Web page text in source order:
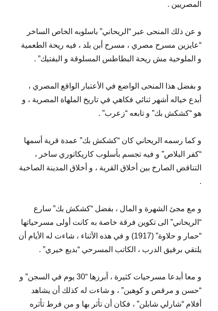
المصريين .
و عن ذلك المنحى عبر “الريحاني” باسلوبه الخاص الساخر
“عايزين مسرح مصري ، مسرح أبن بلد ، فيه ريحة الطعمية
و الملوخية مش ريحة البطاطس المسلوقة و البفتيك” .
و بفضل هذا المنحى الواضع في الأعتبار الواقع المصري ،
أبدع خياله أشهر ثنائي فكاهي في تاريخ الملهاة المصرية ، و
هو “كشكش بك” و تابعه “زعرب” .
و كما رسمه الريحاني كان “كشكش بك” عمدة قرية أسمها
“كفر البلاص” و فيه تجسم بأسلوب كاريكاتوري ساخر ،
التناقض الصارخ بين أخلاق القرية ، و أخلاق المدينة الصاخبة
.
و مع مجئ الشهرة و المال ، بفضل “كشكش بك” سارع
“الريحاني” الى تكوين فرقة خاصة به كانت أولى مسرحياتها
“حمار و حلاوة” (1917) و في هذه الأثناء ، شاءت له الأيام أن
يلتقي برفيق الدرب ، الكاتب المسرحي “بديع خيري” .
و معا أبدعا مسرحيات كثيرة ، أبرزها “30 يوم في السجن” و
“حسن و مرقص و كوهين” ، و شاءت له كذلك أن يشاهد
أفلام “شارلي شابلن” ، فكان أن تأثر بها و من فرط تأثره